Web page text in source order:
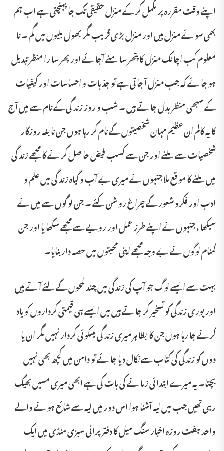
اپنے وقت مقررہ پر مکمل کر کے منزل حقیقی تک جا پہنچتی ہے اب ہم
بھی سو ئے منزل ہیں اور منزل بڑی قریب مگر بھول بلیوں میں گم ۔ نا
معلوم کب اچا نک منزل کا پتھر سا منے آجا ئے اور پھر سا را منظر تبدیل
ہو جا ئے کہ جب منزل آ جا تی ہے تو جذبات و احساسات اور کیفیات
کے سبھی منظر بدل جا تے ہیں ۔ شب و روز زند گی کے نام سے میں آج
کا یہ کالم ان عظیم مہان شخصیتوں کے نام کر رہا ہوں جن نا بغہ روزگار
شخصیات سے ملنے اور جن سے کسب فیض حا صل کر نے کا مجھے زند گی
میں ملنے کا مو قع ملا جنہوں نے میری بے آب و گیاہ زند گی میں علم و
ادب اور فکرو شعور کے چراغ رو شن کئے ۔ جن لو گوں سے میں نے
سیکھا ، جنہوں نے اپنے طرز عمل اور رویے سے مجھے سکھا یا اور جن
گمنام لوگوں نے بے وجہ مجھے اپنی محبتوں میں حصہ دار بنایا۔
بہت سے ایسے لوگ جو آپ کی زندگی میں چند لمحوں کے لئے آ تے ہیں
اور پوری زندگی کو تسخیر کر جا تے ہیں میں ایسے ہی قیمتی کرداروں کو یاد
کرنے جا رہا ہوں جن کا بظا ہر میری زند گی میںکو ئی کردار نہیں مگر ان یا
دوں کو زندگی کی کتاب سے نکال دیا جا ئے تو دامن میں کچھ بھی نہیں
بچتا۔ یہ میرے ابتدا ئی زما نے کی بات کی ہے ابھی میری مسیں بھیگ
رہی تھیں جب میں لیہ آشنا ہوا اس دور میں لیہ سے شا ئع ہو نے والے
واحد ہفت روزہ اخبار سنگ میل کا دفتر پرانی سبزی منڈی میں ایک